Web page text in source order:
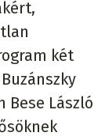
két
Bese László